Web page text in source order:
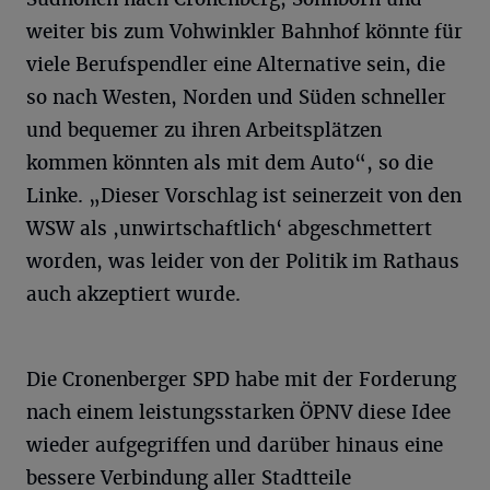
weiter bis zum Vohwinkler Bahnhof könnte für
viele Berufspendler eine Alternative sein, die
so nach Westen, Norden und Süden schneller
und bequemer zu ihren Arbeitsplätzen
kommen könnten als mit dem Auto“, so die
Linke. „Dieser Vorschlag ist seinerzeit von den
WSW als ,unwirtschaftlich‘ abgeschmettert
worden, was leider von der Politik im Rathaus
auch akzeptiert wurde.
Die Cronenberger SPD habe mit der Forderung
nach einem leistungsstarken ÖPNV diese Idee
wieder aufgegriffen und darüber hinaus eine
bessere Verbindung aller Stadtteile